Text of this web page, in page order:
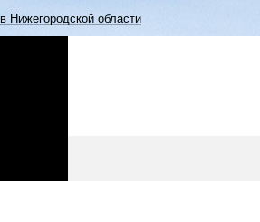
Нижегородской области